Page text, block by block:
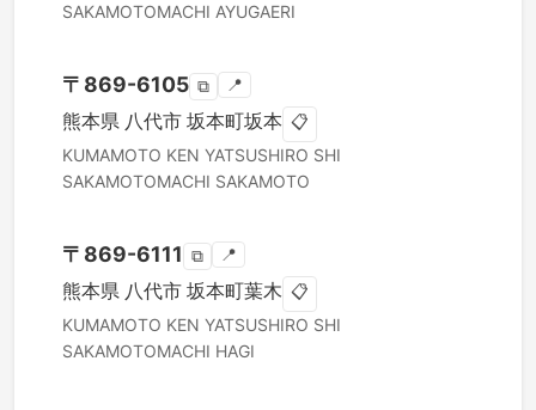
SAKAMOTOMACHI AYUGAERI
〒 869-6105 ⧉ 📍
熊本県 八代市 坂本町坂本 📋
KUMAMOTO KEN YATSUSHIRO SHI
SAKAMOTOMACHI SAKAMOTO
〒 869-6111 ⧉ 📍
熊本県 八代市 坂本町葉木 📋
KUMAMOTO KEN YATSUSHIRO SHI
SAKAMOTOMACHI HAGI